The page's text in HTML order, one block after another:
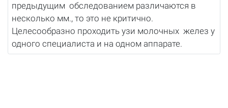
предыдущим обследованием различаются в
несколько мм., то это не критично.
Целесообразно проходить узи молочных желез у
одного специалиста и на одном аппарате.